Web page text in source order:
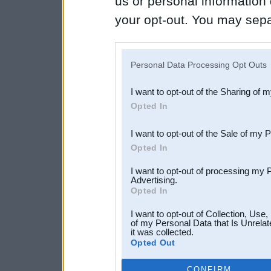
your opt-out. You may
Downstream Participants
third parties.
Personal Data Processing Opt Outs
I want to opt-out of the Sharing of
Opted In
I want to opt-out of the Sale of my
Opted In
I want to opt-out of processing my
Advertising.
Opted In
I want to opt-out of Collection,
of my Personal Data that Is
it was collected.
Opted Out
CONFIRM